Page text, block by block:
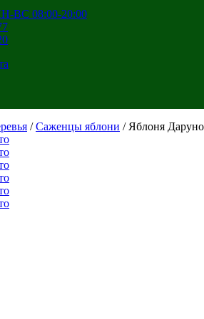
ВС 08:00-20:00
/Саженцы яблони / Яблоня